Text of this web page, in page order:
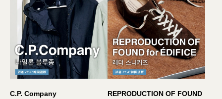
C.P. Company
REPRODUCTION OF FOUND